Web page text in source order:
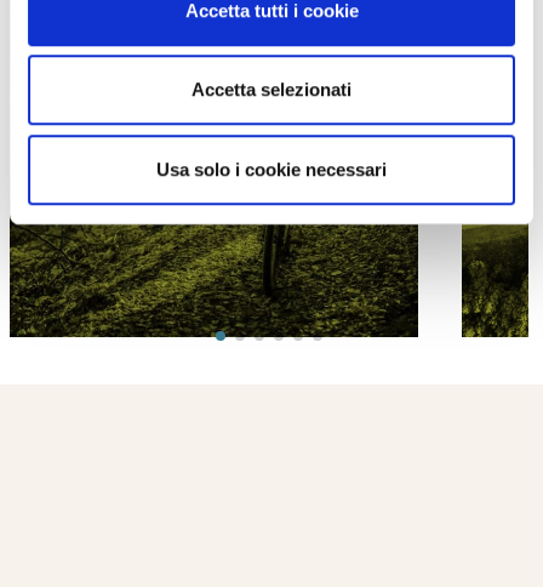
Accetta tutti i cookie
Accetta selezionati
Usa solo i cookie necessari
PROPOSTE